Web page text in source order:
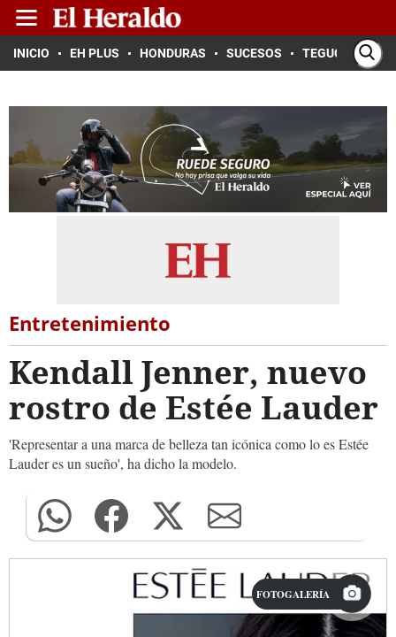
INICIO EH PLUS HONDURAS SUCESOS TEGUCIGALPA
Entretenimiento
Kendall Jenner, nuevo
rostro de Estée Lauder
'Representar a una marca de belleza tan icónica como lo es Estée
Lauder es un sueño', ha dicho la modelo.
FOTOGALERÍA